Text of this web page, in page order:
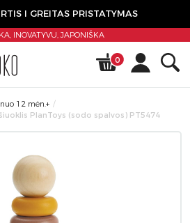
I GREITAS PRISTATYMAS
INOVATYVU,JAPONIŠKA
0
12 mėn.+
PlanToys (sodo spalvos) PT5474